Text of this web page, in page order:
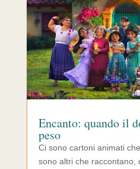
Encanto: quando il
peso
Ci sono cartoni animati
sono altri che raccontano,